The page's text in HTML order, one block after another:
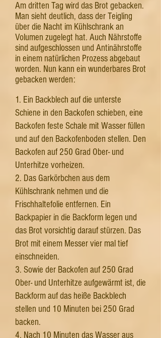
Am dritten Tag wird das Brot gebacken.
Man sieht deutlich, dass der Teigling
über die Nacht im Kühlschrank an
Volumen zugelegt hat. Auch Nährstoffe
sind aufgeschlossen und Antinährstoffe
in einem natürlichen Prozess abgebaut
worden. Nun kann ein wunderbares Brot
gebacken werden:
1. Ein Backblech auf die unterste
Schiene in den Backofen schieben, eine
Backofen feste Schale mit Wasser füllen
und auf den Backofenboden stellen. Den
Backofen auf 250 Grad Ober- und
Unterhitze vorheizen.
2. Das Garkörbchen aus dem
Kühlschrank nehmen und die
Frischhaltefolie entfernen. Ein
Backpapier in die Backform legen und
das Brot vorsichtig darauf stürzen. Das
Brot mit einem Messer vier mal tief
einschneiden.
3. Sowie der Backofen auf 250 Grad
Ober- und Unterhitze aufgewärmt ist, die
Backform auf das heiße Backblech
stellen und 10 Minuten bei 250 Grad
backen.
4. Nach 10 Minuten das Wasser aus